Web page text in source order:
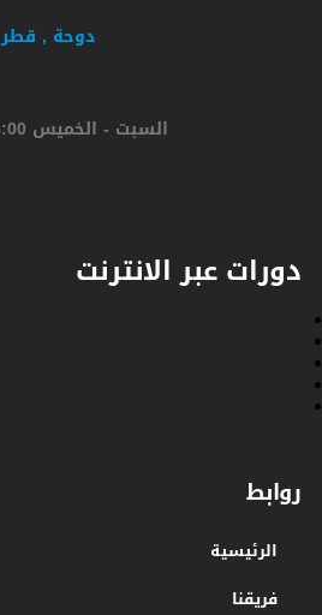
دوحة , قطر
السبت - الخميس 8:00 - 18:00
دورات عبر الانترنت
روابط
الرئيسية
فريقنا